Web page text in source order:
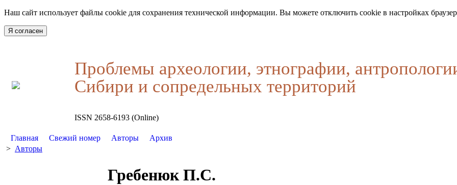
Наш сайт использует файлы cookie для сохранения технической информации. Вы можете отключить cookie в настройках
Я согласен
Проблемы археологии, этнографии,
Сибири и сопредельных территорий
ISSN 2658-6193 (Online)
Главная Свежий номер Авторы
Архив
> Авторы
Гребенюк П.С.